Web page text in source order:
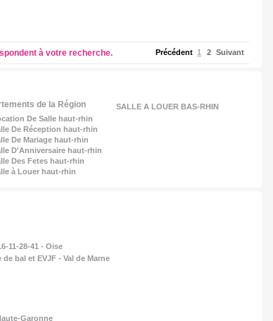
à votre recherche. Précédent 1 2 Suivant
de la Région
De Salle haut-rhin
De Réception haut-rhin
De Mariage haut-rhin
D'Anniversaire haut-rhin
Des Fetes haut-rhin
à Louer haut-rhin
SALLE A LOUER BAS-RHIN
11-28-41 - Oise
bal et EVJF - Val de Marne
Garonne